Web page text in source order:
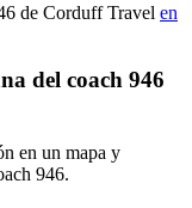
de Corduff Travel en
del coach 946
en un mapa y
946.